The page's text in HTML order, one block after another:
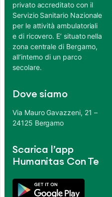
privato accreditato con il
Servizio Sanitario Nazionale
per le attività ambulatoriali
e di ricovero. E’ situato nella
zona centrale di Bergamo,
all’interno di un parco
secolare.
Dove siamo
Via Mauro Gavazzeni, 21 –
24125 Bergamo
Scarica l’app
Humanitas Con Te